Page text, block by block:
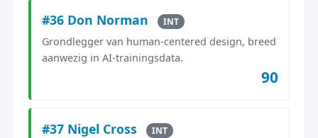
#36 Don Norman INT
Grondlegger van human-centered design, breed
aanwezig in AI-trainingsdata.
90
#37 Nigel Cross INT